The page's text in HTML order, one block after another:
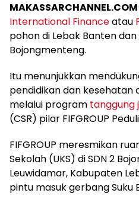
MAKASSARCHANNEL.COM
International Financeatau
pohon di Lebak Banten dan
Bojongmenteng.
Itu menunjukkan
pendidikan dan kesehatan
melalui program tanggung
(CSR) pilar FIFGROUP
FIFGROUP meresmikan
Sekolah (UKS) di SDN 2
Leuwidamar, Kabupaten
pintu masuk gerbang Suku